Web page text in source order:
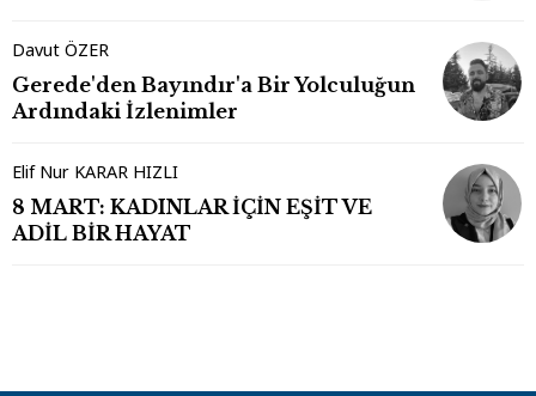
Davut ÖZER
Gerede'den Bayındır'a Bir Yolculuğun
Ardındaki İzlenimler
Elif Nur KARAR HIZLI
8 MART: KADINLAR İÇİN EŞİT VE
ADİL BİR HAYAT